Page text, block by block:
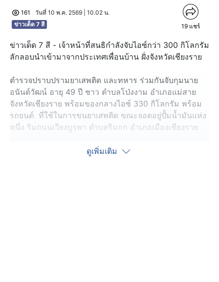
161
วันที่ 10 พ.ค. 2569 | 10.02 น.
ข่าวเด็ด 7 สี
19 แชร์
ข่าวเด็ด 7 สี - เจ้าหน้าที่สนธิกำลังจับไอซ์กว่า 300 กิโลกรัม
ลักลอบนำเข้ามาจากประเทศเพื่อนบ้าน ฝั่งจังหวัดเชียงราย
ตำรวจปราบปรามยาเสพติด และทหาร ร่วมกันจับกุมนาย
อนันต์วัฒน์ อายุ 49 ปี ชาว ตำบลโป่งงาม อำเภอแม่สาย
จังหวัดเชียงราย พร้อมของกลางไอซ์ 330 กิโลกรัม พร้อม
รถยนต์ ที่ใช้ในการขนยาเสพติด ขณะจอดอยู่ปั้มน้ำมันแห่ง
หนึ่ง ริมถนนเวียงบูรพา ตำบลริมกก อำเภอเมืองเชียงราย
ซึ่งก่อนการจับกุม เจ้าหน้าที่สืบสวนจนทราบว่าผู้ต้องหา มี
ดูเพิ่มเติม